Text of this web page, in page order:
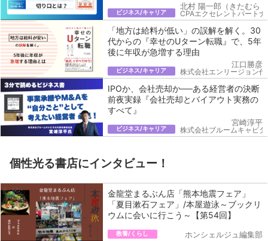
ビジネス/キャリア
北村 陽一郎（きたむら
CPAエクセレントパート
「地方は給料が低い」の誤解を解く。30
代からの『幸せのUターン転職』で、5年
後に年収が急増する理由
ビジネス/キャリア
江口勝彦
株式会社エンリージョン代
IPOか、会社売却か──ある経営者の決断
前夜実録『会社売却とバイアウト実務の
すべて』
ビジネス/キャリア
宮崎淳平
株式会社ブルームキャピ
個性光る書店にインタビュー！
金龍堂まるぶん店「熊本地震フェア」
「夏目漱石フェア」/本屋遊泳～ブックリ
ウムに会いに行こう～【第54回】
教養/くらし ホンシェルジュ編集部